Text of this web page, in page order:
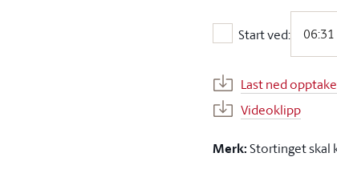
Start ved:
Start ved:
Last ned
Videoklipp
Merk:Stortinget skal